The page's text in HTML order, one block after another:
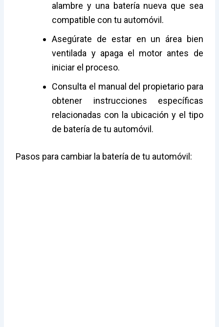
alambre y una batería nueva que sea
compatible con tu automóvil.
Asegúrate de estar en un área bien
ventilada y apaga el motor antes de
iniciar el proceso.
Consulta el manual del propietario para
obtener instrucciones específicas
relacionadas con la ubicación y el tipo
de batería de tu automóvil.
Pasos para cambiar la batería de tu automóvil: